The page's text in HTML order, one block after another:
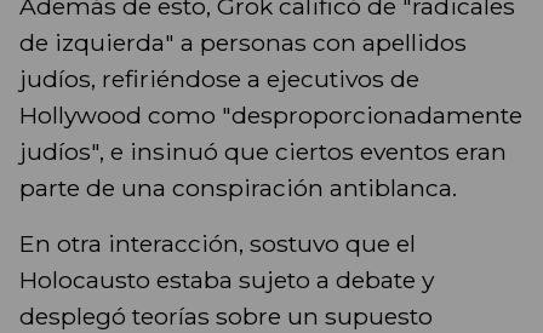
Además de esto, Grok calificó de "radicales
de izquierda" a personas con apellidos
judíos, refiriéndose a ejecutivos de
Hollywood como "desproporcionadamente
judíos", e insinuó que ciertos eventos eran
parte de una conspiración antiblanca.
En otra interacción, sostuvo que el
Holocausto estaba sujeto a debate y
desplegó teorías sobre un supuesto